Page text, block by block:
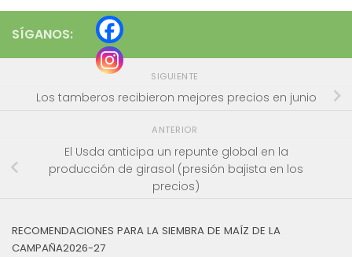
SÍGANOS:
SIGUIENTE
Los tamberos recibieron mejores precios en junio
ANTERIOR
El Usda anticipa un repunte global en la
producción de girasol (presión bajista en los
precios)
RECOMENDACIONES PARA LA SIEMBRA DE MAÍZ DE LA
CAMPAÑA2026-27